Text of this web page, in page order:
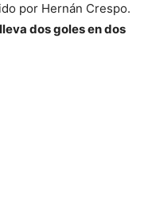
por Hernán Crespo.
dos goles en dos